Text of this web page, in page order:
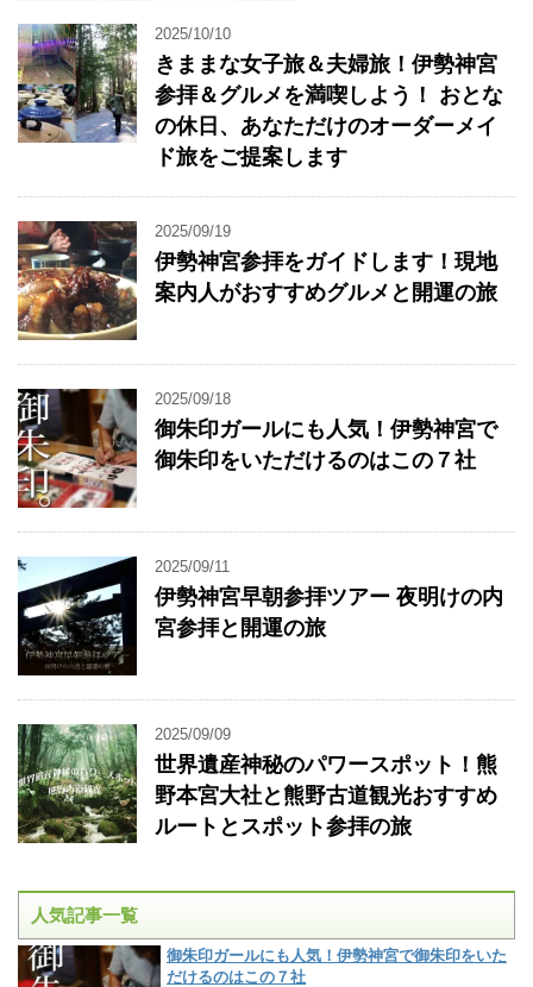
2025/10/10
きままな女子旅＆夫婦旅！伊勢神宮
参拝＆グルメを満喫しよう！ おとな
の休日、あなただけのオーダーメイ
ド旅をご提案します
2025/09/19
伊勢神宮参拝をガイドします！現地
案内人がおすすめグルメと開運の旅
2025/09/18
御朱印ガールにも人気！伊勢神宮で
御朱印をいただけるのはこの７社
2025/09/11
伊勢神宮早朝参拝ツアー 夜明けの内
宮参拝と開運の旅
2025/09/09
世界遺産神秘のパワースポット！熊
野本宮大社と熊野古道観光おすすめ
ルートとスポット参拝の旅
人気記事一覧
御朱印ガールにも人気！伊勢神宮で御朱印をいた
だけるのはこの７社